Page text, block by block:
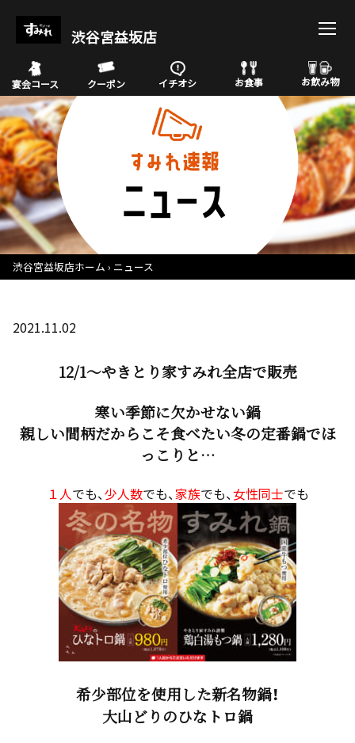
渋谷宮益坂店
宴会コース クーポン イチオシ お食事 お飲み物
渋谷宮益坂店ホーム ニュース
2021.11.02
12/1～やきとり家すみれ全店で販売
寒い季節に欠かせない鍋
親しい間柄だからこそ食べたい冬の定番鍋でほ
っこりと…
１人でも、 少人数でも、 家族でも、 女性同士でも
希少部位を使用した新名物鍋！
大山どりのひなトロ鍋